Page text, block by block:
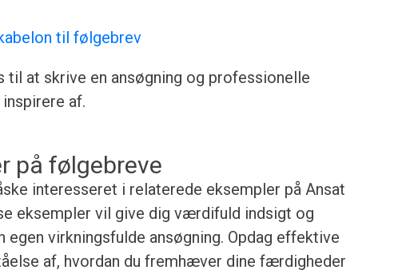
til følgebrev
til at skrive en ansøgning og professionelle
af.
på følgebreve
interesseret i relaterede eksempler på Ansat
eksempler vil give dig værdifuld indsigt og
egen virkningsfulde ansøgning. Opdag effektive
af, hvordan du fremhæver dine færdigheder